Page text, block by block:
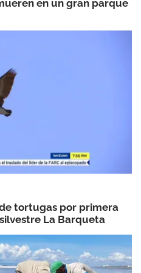
en un gran parque
tortugas por primera
La Barqueta